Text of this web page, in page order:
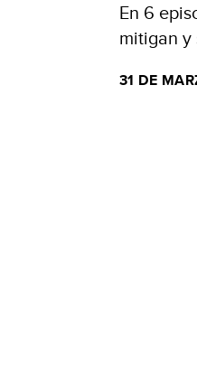
En 6
mitigan
31 DE